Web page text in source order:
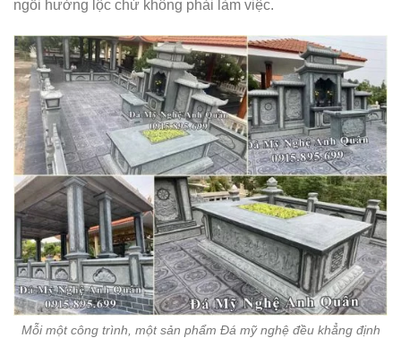
ngồi hưởng lộc chứ không phải làm việc.
Mỗi một công trình, một sản phẩm Đá mỹ nghệ đều khẳng định